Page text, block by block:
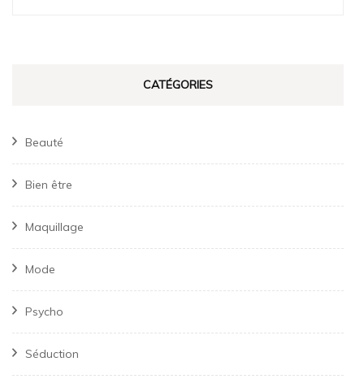
CATÉGORIES
Beauté
Bien être
Maquillage
Mode
Psycho
Séduction